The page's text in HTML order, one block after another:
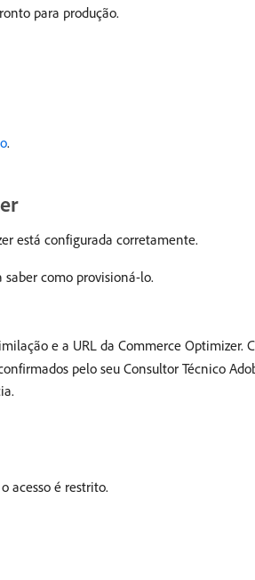
para produção.
.
está configurada corretamente.
saber como provisioná-lo.
e a URL da Commerce Optimizer.
pelo seu Consultor Técnico
acesso é restrito.